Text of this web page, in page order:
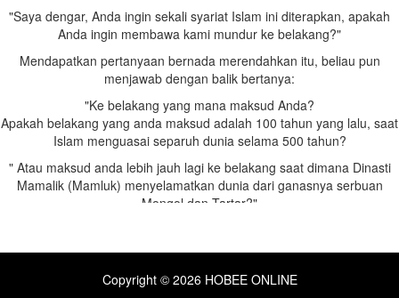
"Saya dengar, Anda ingin sekali syariat Islam ini diterapkan, apakah
Anda ingin membawa kami mundur ke belakang?"
Mendapatkan pertanyaan bernada merendahkan itu, beliau pun
menjawab dengan balik bertanya:
"Ke belakang yang mana maksud Anda?
Apakah belakang yang anda maksud adalah 100 tahun yang lalu, saat
Islam menguasai separuh dunia selama 500 tahun?
" Atau maksud anda lebih jauh lagi ke belakang saat dimana Dinasti
Mamalik (Mamluk) menyelamatkan dunia dari ganasnya serbuan
Mongol dan Tartar?"
separuh dunia?"
"Atau ke belakang sebelumnya, di masa Dinasti Umayyah, atau
sebelumnya lagi saat Umar bin Khatab menguasai banyak kawasan di
Copyright © 2026 HOBEE ONLINE